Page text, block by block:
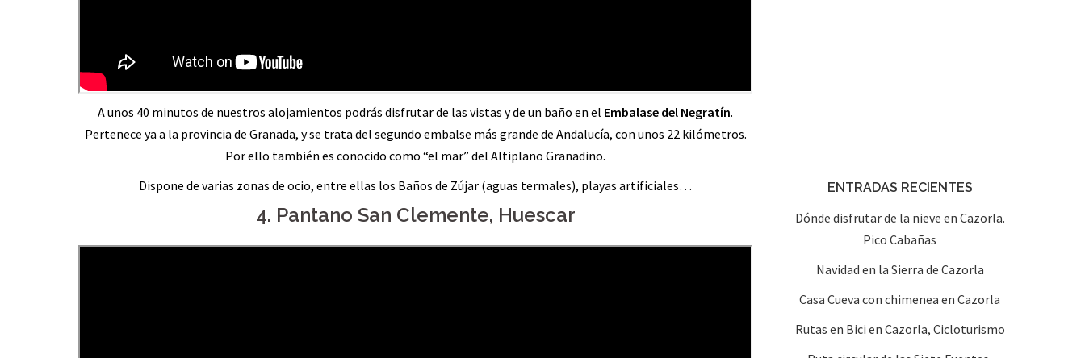
A unos 40 minutos de nuestros alojamientos podrás disfrutar de las vistas y de un baño en el Embalase del Negratín.
Pertenece ya a la provincia de Granada, y se trata del segundo embalse más grande de Andalucía, con unos 22 kilómetros.
Por ello también es conocido como “el mar” del Altiplano Granadino.
Dispone de varias zonas de ocio, entre ellas los Baños de Zújar (aguas termales), playas artificiales…
4. Pantano San Clemente, Huescar
ENTRADAS RECIENTES
Dónde disfrutar de la nieve en Cazorla.
Pico Cabañas
Navidad en la Sierra de Cazorla
Casa Cueva con chimenea en Cazorla
Rutas en Bici en Cazorla, Cicloturismo